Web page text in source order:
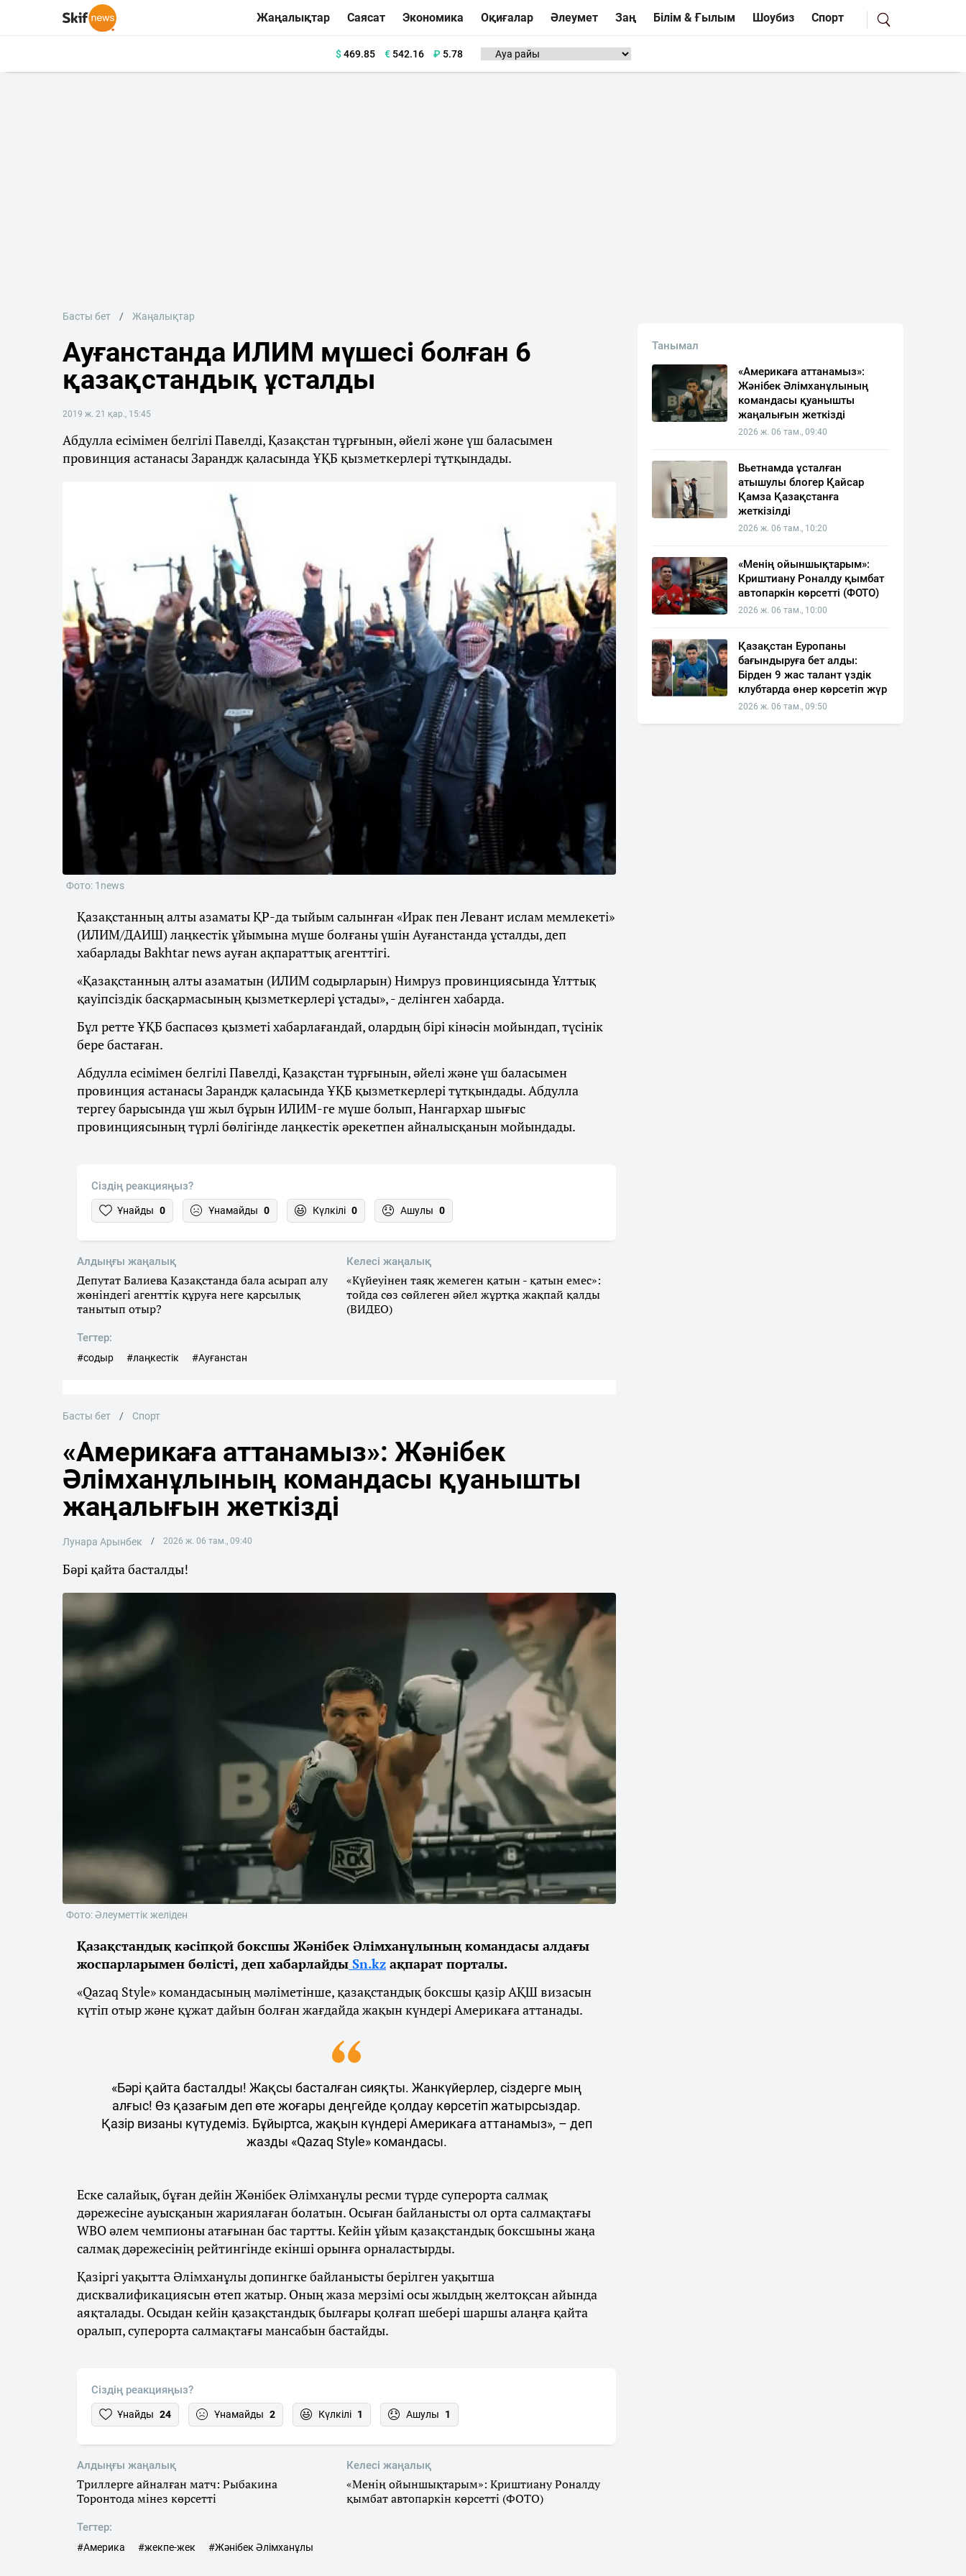
Жаңалықтар Саясат Экономика Оқиғалар Әлеумет Заң Білім & Ғылым Шоубиз Спорт
$469.85 €542.16 ₽ 5.78
Басты бет Жаңалықтар
Ауғанстанда ИЛИМ мүшесі болған 6
қазақстандық ұсталды
2019 ж. 21 қар., 15:45
Абдулла есімімен белгілі Павелді, Қазақстан тұрғынын, әйелі және үш баласымен
провинция астанасы Зарандж қаласында ҰҚБ қызметкерлері тұтқындады.
Фото: 1news
Қазақстанның алты азаматы ҚР-да тыйым салынған «Ирак пен Левант ислам мемлекеті»
(ИЛИМ/ДАИШ) лаңкестік ұйымына мүше болғаны үшін Ауғанстанда ұсталды, деп
хабарлады Bakhtar news ауған ақпараттық агенттігі.
«Қазақстанның алты азаматын (ИЛИМ содырларын) Нимруз провинциясында Ұлттық
қауіпсіздік басқармасының қызметкерлері ұстады», - делінген хабарда.
Бұл ретте ҰҚБ баспасөз қызметі хабарлағандай, олардың бірі кінәсін мойындап, түсінік
бере бастаған.
Абдулла есімімен белгілі Павелді, Қазақстан тұрғынын, әйелі және үш баласымен
провинция астанасы Зарандж қаласында ҰҚБ қызметкерлері тұтқындады. Абдулла
тергеу барысында үш жыл бұрын ИЛИМ-ге мүше болып, Нангархар шығыс
провинциясының түрлі бөлігінде лаңкестік әрекетпен айналысқанын мойындады.
Сіздің реакцияңыз?
Ұнайды 0 Ұнамайды 0 Күлкілі 0 Ашулы 0
Алдыңғы жаңалық
Депутат Балиева Қазақстанда бала асырап алу
жөніндегі агенттік құруға неге қарсылық
танытып отыр?
Келесі жаңалық
«Күйеуінен таяқ жемеген қатын - қатын емес»:
тойда сөз сөйлеген әйел жұртқа жақпай қалды
(ВИДЕО)
Тегтер:
#содыр #лаңкестік #Ауғанстан
Басты бет Спорт
«Америкаға аттанамыз»: Жәнібек
Әлімханұлының командасы қуанышты
жаңалығын жеткізді
Лунара Арынбек 2026 ж. 06 там., 09:40
Бәрі қайта басталды!
Фото: Әлеуметтік желіден
Қазақстандық кәсіпқой боксшы Жәнібек Әлімханұлының командасы алдағы
жоспарларымен бөлісті, деп хабарлайды Sn.kz ақпарат порталы.
«Qazaq Style» командасының мәліметінше, қазақстандық боксшы қазір АҚШ визасын
күтіп отыр және құжат дайын болған жағдайда жақын күндері Америкаға аттанады.
«Бәрі қайта басталды! Жақсы басталған сияқты. Жанкүйерлер, сіздерге мың
алғыс! Өз қазағым деп өте жоғары деңгейде қолдау көрсетіп жатырсыздар.
Қазір визаны күтудеміз. Бұйыртса, жақын күндері Америкаға аттанамыз», – деп
жазды «Qazaq Style» командасы.
Еске салайық, бұған дейін Жәнібек Әлімханұлы ресми түрде суперорта салмақ
дәрежесіне ауысқанын жариялаған болатын. Осыған байланысты ол орта салмақтағы
WBO әлем чемпионы атағынан бас тартты. Кейін ұйым қазақстандық боксшыны жаңа
салмақ дәрежесінің рейтингінде екінші орынға орналастырды.
Қазіргі уақытта Әлімханұлы допингке байланысты берілген уақытша
дисквалификациясын өтеп жатыр. Оның жаза мерзімі осы жылдың желтоқсан айында
аяқталады. Осыдан кейін қазақстандық былғары қолғап шебері шаршы алаңға қайта
оралып, суперорта салмақтағы мансабын бастайды.
Сіздің реакцияңыз?
Ұнайды 24 Ұнамайды 2 Күлкілі 1 Ашулы 1
Алдыңғы жаңалық
Триллерге айналған матч: Рыбакина
Торонтода мінез көрсетті
Келесі жаңалық
«Менің ойыншықтарым»: Криштиану Роналду
қымбат автопаркін көрсетті (ФОТО)
Тегтер:
#Америка #жекпе-жек #Жәнібек Әлімханұлы
Танымал
«Америкаға аттанамыз»:
Жәнібек Әлімханұлының
командасы қуанышты
жаңалығын жеткізді
2026 ж. 06 там., 09:40
Вьетнамда ұсталған
атышулы блогер Қайсар
Қамза Қазақстанға
жеткізілді
2026 ж. 06 там., 10:20
«Менің ойыншықтарым»:
Криштиану Роналду қымбат
автопаркін көрсетті (ФОТО)
2026 ж. 06 там., 10:00
Қазақстан Еуропаны
бағындыруға бет алды:
Бірден 9 жас талант үздік
клубтарда өнер көрсетіп жүр
2026 ж. 06 там., 09:50